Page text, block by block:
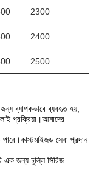
2300
2400
2500
জন্য ব্যাপকভাবে ব্যবহৃত হয়,
প্রক্রিয়া।আমাদের
সেবা প্রদান
এক জন্য চুল্লি সিরিজ